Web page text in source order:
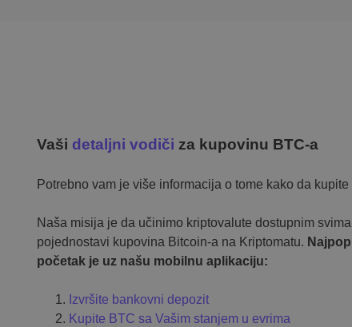
Vaši detaljni vodiči za kupovinu BTC-a
Potrebno vam je više informacija o tome kako da
Naša misija je da učinimo kriptovalute dostupnim
pojednostavi kupovina Bitcoin-a na Kriptomatu.
početak je uz našu mobilnu aplikaciju:
Izvršite bankovni depozit
Kupite BTC sa Vašim stanjem u evrima